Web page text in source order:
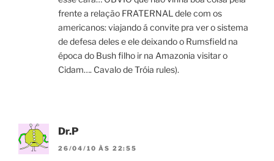
frente a relação FRATERNAL dele com os
americanos: viajando á convite pra ver o sistema
de defesa deles e ele deixando o Rumsfield na
época do Bush filho ir na Amazonia visitar o
Cidam…. Cavalo de Tróia rules).
Dr.P
26/04/10 ÀS 22:55